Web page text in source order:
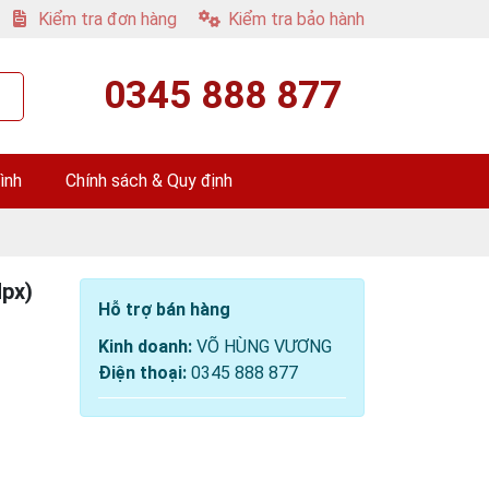
Kiểm tra đơn hàng Kiểm tra bảo hành
0345 888 877
Chính sách & Quy định
Hỗ trợ bán hàng
Kinh doanh: VÕ HÙNG VƯƠNG
Điện thoại: 0345 888 877